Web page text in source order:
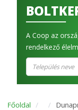
A Coop az
rendelkező
Főoldal